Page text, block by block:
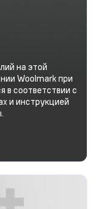
на этой
Woolmark при
в соответствии с
и инструкцией